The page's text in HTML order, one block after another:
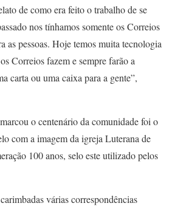
de como era feito o trabalho de se
nos tínhamos somente os Correios
as pessoas. Hoje temos muita tecnologia
Correios fazem e sempre farão a
carta ou uma caixa para a gente”,
o centenário da comunidade foi o
com a imagem da igreja Luterana de
100 anos, selo este utilizado pelos
várias correspondências